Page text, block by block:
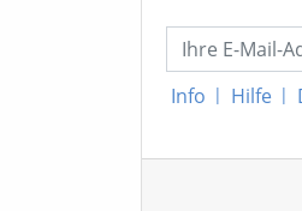
Info | Hilfe |